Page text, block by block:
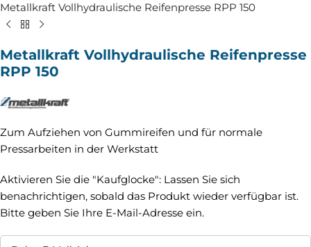
Metallkraft Vollhydraulische Reifenpresse RPP 150
Metallkraft Vollhydraulische Reifenpresse
RPP 150
Zum Aufziehen von Gummireifen und für normale
Pressarbeiten in der Werkstatt
Aktivieren Sie die "Kaufglocke": Lassen Sie sich
benachrichtigen, sobald das Produkt wieder verfügbar ist.
Bitte geben Sie Ihre E-Mail-Adresse ein.